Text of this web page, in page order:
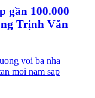
gần 100.000
Trịnh Văn